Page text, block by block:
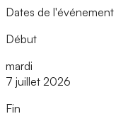
Dates de l'événement
Début
mardi
7 juillet 2026
Fin